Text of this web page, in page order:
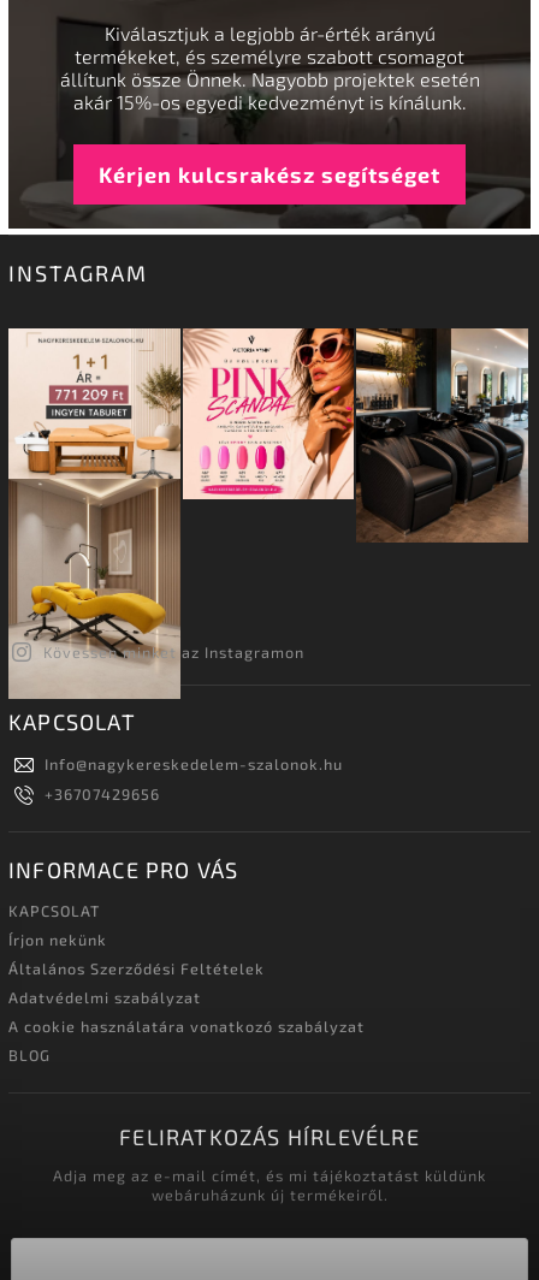
Kiválasztjuk a legjobb ár-érték arányú
termékeket, és személyre szabott csomagot
állítunk össze Önnek. Nagyobb projektek esetén
akár 15%-os egyedi kedvezményt is kínálunk.
Kérjen kulcsrakész segítséget
INSTAGRAM
Kövessen minket az Instagramon
KAPCSOLAT
Info@nagykereskedelem-szalonok.hu
+36707429656
INFORMACE PRO VÁS
KAPCSOLAT
Írjon nekünk
Általános Szerződési Feltételek
Adatvédelmi szabályzat
A cookie használatára vonatkozó szabályzat
BLOG
FELIRATKOZÁS HÍRLEVÉLRE
Adja meg az e-mail címét, és mi tájékoztatást küldünk
webáruházunk új termékeiről.